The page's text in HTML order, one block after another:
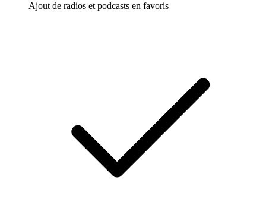
Ajout de radios et podcasts en favoris